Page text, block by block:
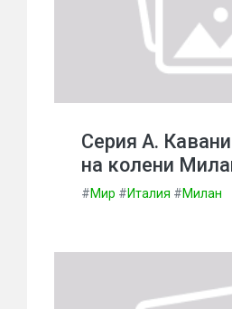
Серия А.
на колени
#Мир #Италия #Милан